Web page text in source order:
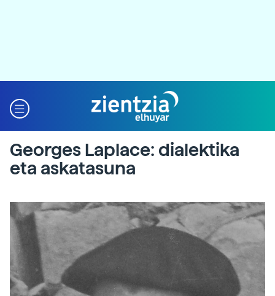
Georges Laplace: dialektika
eta askatasuna